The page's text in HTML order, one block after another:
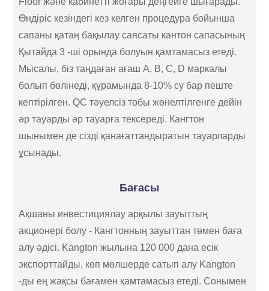
Өндіріс кезіндегі кез келген процедура бойынша
сапаны қатаң бақылау саясаты кантон сапасының
Қытайда 3 -ші орында болуын қамтамасыз етеді.
Мысалы, біз таңдаған ағаш A, B, C, D маркалы
болып бөлінеді, құрамында 8-10% су бар пеште
кептірілген. QC тәуелсіз тобы жөнелтілгенге дейін
әр тауарды әр тауарға тексереді. Кангтон
шынымен де сізді қанағаттандыратын тауарларды
ұсынады.
Бағасы
Ақшаны инвестициялау арқылы зауыттың
акционері болу - Кангтонның зауыттан төмен баға
алу әдісі. Kangton жылына 120 000 дана есік
экспорттайды, көп мөлшерде сатып алу Kangton
-ды ең жақсы бағамен қамтамасыз етеді. Сонымен